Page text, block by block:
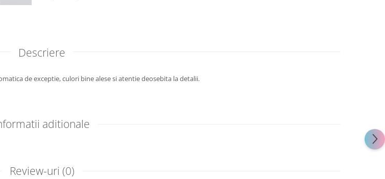
Descriere
de exceptie, culori bine alese si atentie deosebita la detalii.
aditionale
Review-uri (0)